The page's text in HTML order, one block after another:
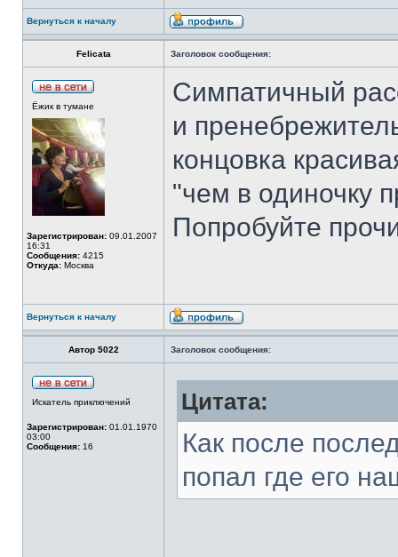
Вернуться к началу
Felicata Заголовок сообщения:
Ёжик в тумане
Зарегистрирован: 09.01.2007
16:31
Сообщения: 4215
Откуда: Москва
Симпатичный
и
концовка
"чем в одиночку
Попробуйте
Вернуться к началу
Автор 5022 Заголовок сообщения:
Искатель приключений
Зарегистрирован: 01.01.1970
03:00
Сообщения: 16
Цитата:
Как после
попал где его